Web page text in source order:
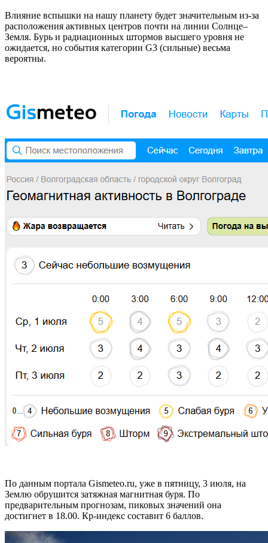
Влияние вспышки на нашу планету будет значительным из-за
расположения активных центров почти на линии Солнце–
Земля. Бурь и радиационных штормов высшего уровня не
ожидается, но события категории G3 (сильные) весьма
вероятны.
По данным портала Gismeteo.ru, уже в пятницу, 3 июля, на
Землю обрушится затяжная магнитная буря. По
предварительным прогнозам, пиковых значений она
достигнет в 18.00. Кр-индекс составит 6 баллов.